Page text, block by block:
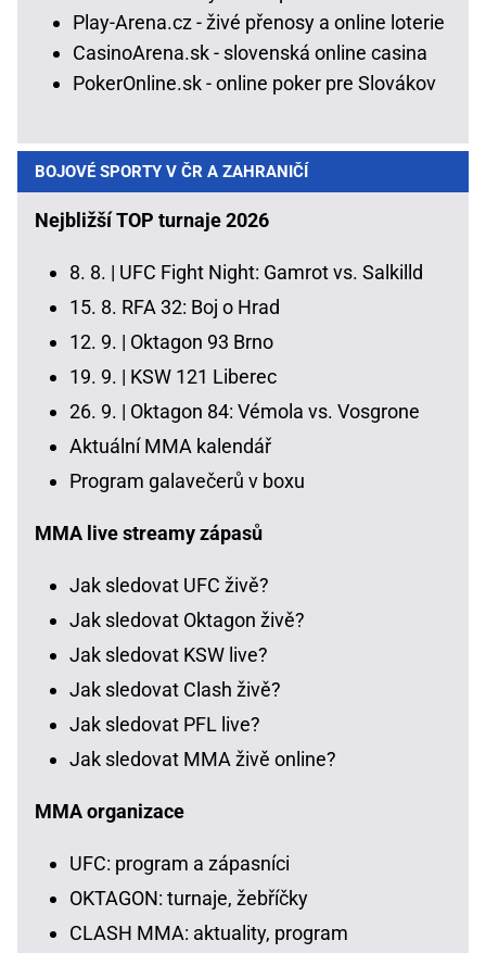
Play-Arena.cz - živé přenosy a online loterie
CasinoArena.sk - slovenská online casina
PokerOnline.sk - online poker pre Slovákov
BOJOVÉ SPORTY V ČR A ZAHRANIČÍ
Nejbližší TOP turnaje 2026
8. 8. | UFC Fight Night: Gamrot vs. Salkilld
15. 8. RFA 32: Boj o Hrad
12. 9. | Oktagon 93 Brno
19. 9. | KSW 121 Liberec
26. 9. | Oktagon 84: Vémola vs. Vosgrone
Aktuální MMA kalendář
Program galavečerů v boxu
MMA live streamy zápasů
Jak sledovat UFC živě?
Jak sledovat Oktagon živě?
Jak sledovat KSW live?
Jak sledovat Clash živě?
Jak sledovat PFL live?
Jak sledovat MMA živě online?
MMA organizace
UFC: program a zápasníci
OKTAGON: turnaje, žebříčky
CLASH MMA: aktuality, program